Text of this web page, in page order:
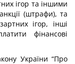
ігор та іншими
(штрафи), та
ігор, інші
фінансові
України “Про